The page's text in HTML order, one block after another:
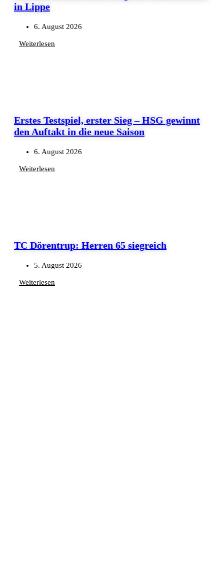
in Lippe
6. August 2026
Weiterlesen
Erstes Testspiel, erster Sieg – HSG gewinnt
den Auftakt in die neue Saison
6. August 2026
Weiterlesen
TC Dörentrup: Herren 65 siegreich
5. August 2026
Weiterlesen